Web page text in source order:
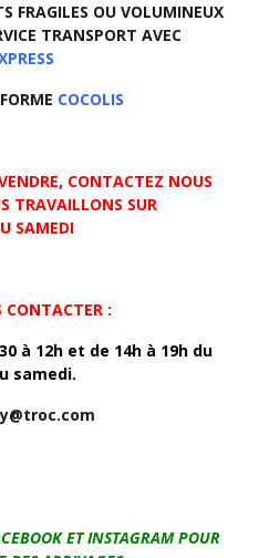
FRAGILES OU VOLUMINEUX
TRANSPORT AVEC
COCOLIS
CONTACTEZ NOUS
TRAVAILLONS SUR
SAMEDI
CONTACTER :
à 12h et de 14h à 19h du
samedi.
ET INSTAGRAM POUR